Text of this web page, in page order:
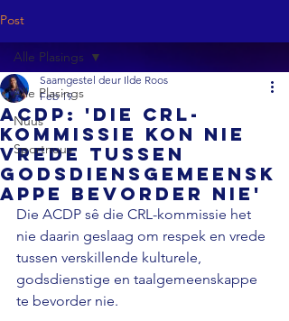
Post
Alle Plasings
Nuus
Sportnuus
Alle Plasings
ACDP: 'die CRL-
kommissie kon nie
vrede tussen
godsdiensgemeensk
appe bevorder nie'
Saamgestel deur Ilde Roos
Feb 19
Die ACDP sê die CRL-kommissie het
nie daarin geslaag om respek en vrede
tussen verskillende kulturele,
godsdienstige en taalgemeenskappe
te bevorder nie.